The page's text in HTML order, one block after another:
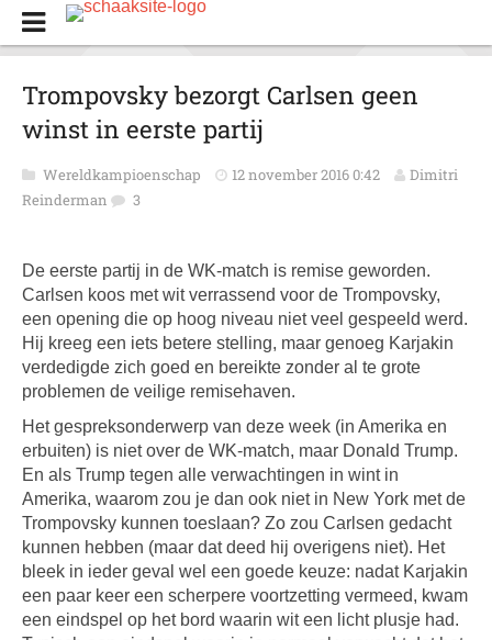
Trompovsky bezorgt Carlsen geen
winst in eerste partij
Wereldkampioenschap 12 november 2016 0:42
Dimitri
Reinderman
3
De eerste partij in de WK-match is remise geworden.
Carlsen koos met wit verrassend voor de Trompovsky,
een opening die op hoog niveau niet veel gespeeld werd.
Hij kreeg een iets betere stelling, maar genoeg Karjakin
verdedigde zich goed en bereikte zonder al te grote
problemen de veilige remisehaven.
Het gespreksonderwerp van deze week (in Amerika en
erbuiten) is niet over de WK-match, maar Donald Trump.
En als Trump tegen alle verwachtingen in wint in
Amerika, waarom zou je dan ook niet in New York met de
Trompovsky kunnen toeslaan? Zo zou Carlsen gedacht
kunnen hebben (maar dat deed hij overigens niet). Het
bleek in ieder geval wel een goede keuze: nadat Karjakin
een paar keer een scherpere voortzetting vermeed, kwam
een eindspel op het bord waarin wit een licht plusje had.